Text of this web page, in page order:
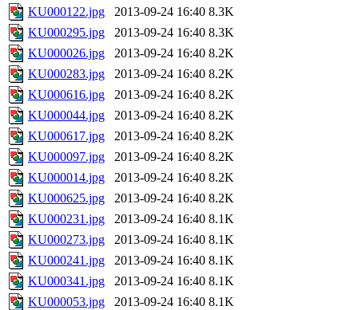
KU000122.jpg
2013-09-24 16:40 8.3K
KU000295.jpg
2013-09-24 16:40 8.3K
KU000026.jpg
2013-09-24 16:40 8.2K
KU000283.jpg
2013-09-24 16:40 8.2K
KU000616.jpg
2013-09-24 16:40 8.2K
KU000044.jpg
2013-09-24 16:40 8.2K
KU000617.jpg
2013-09-24 16:40 8.2K
KU000097.jpg
2013-09-24 16:40 8.2K
KU000014.jpg
2013-09-24 16:40 8.2K
KU000625.jpg
2013-09-24 16:40 8.2K
KU000231.jpg
2013-09-24 16:40 8.1K
KU000273.jpg
2013-09-24 16:40 8.1K
KU000241.jpg
2013-09-24 16:40 8.1K
KU000341.jpg
2013-09-24 16:40 8.1K
KU000053.jpg
2013-09-24 16:40 8.1K